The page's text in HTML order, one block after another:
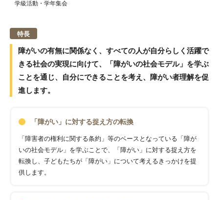
学級活動・学年集会
特長
障がいの有無に関係なく、すべての人が自分らしく活躍で
きる社会の実現に向けて、「障がいの社会モデル」を学ぶ
ことを通じ、自分にできることを考え、障がい者理解を促
進します。
「障がい」に対する捉え方の転換
「障害者の権利に関する条約」等のベースとなっている「障が
いの社会モデル」を学ぶことで、「障がい」に対する捉え方を
転換し、子どもたちが「障がい」について考えるきっかけを提
供します。